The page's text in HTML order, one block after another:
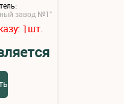
завод №1"
1шт.